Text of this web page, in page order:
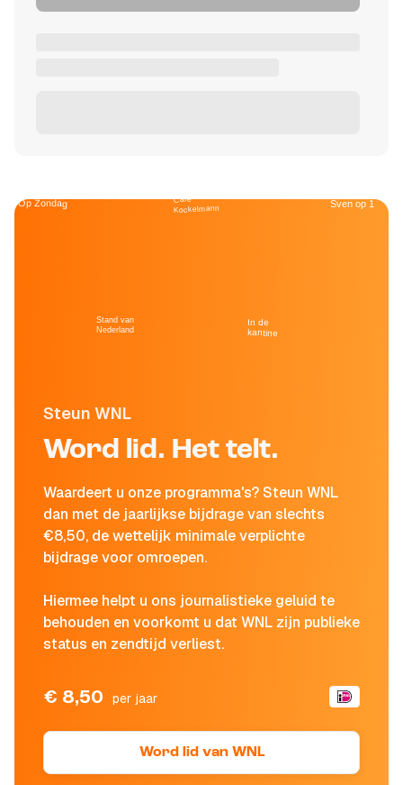
Steun WNL
Word lid. Het telt.
Waardeert u onze programma's? Steun WNL
dan met de jaarlijkse bijdrage van slechts
€8,50, de wettelijk minimale verplichte
bijdrage voor omroepen.
Hiermee helpt u ons journalistieke geluid te
behouden en voorkomt u dat WNL zijn publieke
status en zendtijd verliest.
€ 8,50 per jaar
Word lid van WNL
Op Zondag
Stand van
Nederland
Café
Kockelmann
In de
kantine
Sven op 1